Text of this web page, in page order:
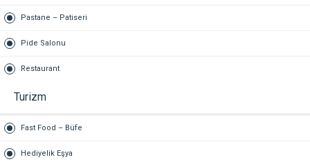
Pastane – Patiseri
Pide Salonu
Restaurant
Turizm
Fast Food – Büfe
Hediyelik Eşya